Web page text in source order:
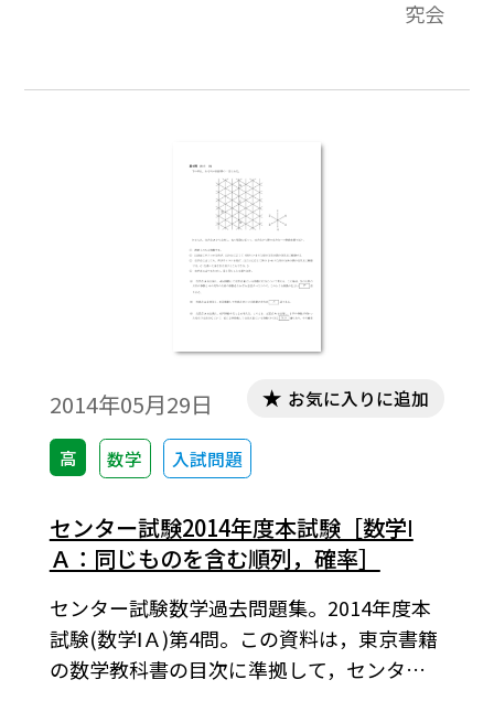
究会
2014年05月29日
高 数学 入試問題
お気に入りに追加
センター試験2014年度本試験［数学Ⅰ
Ａ：同じものを含む順列，確率］
センター試験数学過去問題集。2014年度本
試験(数学ⅠＡ)第4問。この資料は，東京書籍
の数学教科書の目次に準拠して，センター